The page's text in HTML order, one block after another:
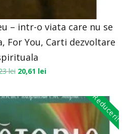
– intr-o viata care nu se
For You, Carti dezvoltare
lei 20,61 lei
Reduceri!